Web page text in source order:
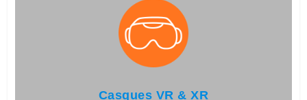
Casques VR & XR